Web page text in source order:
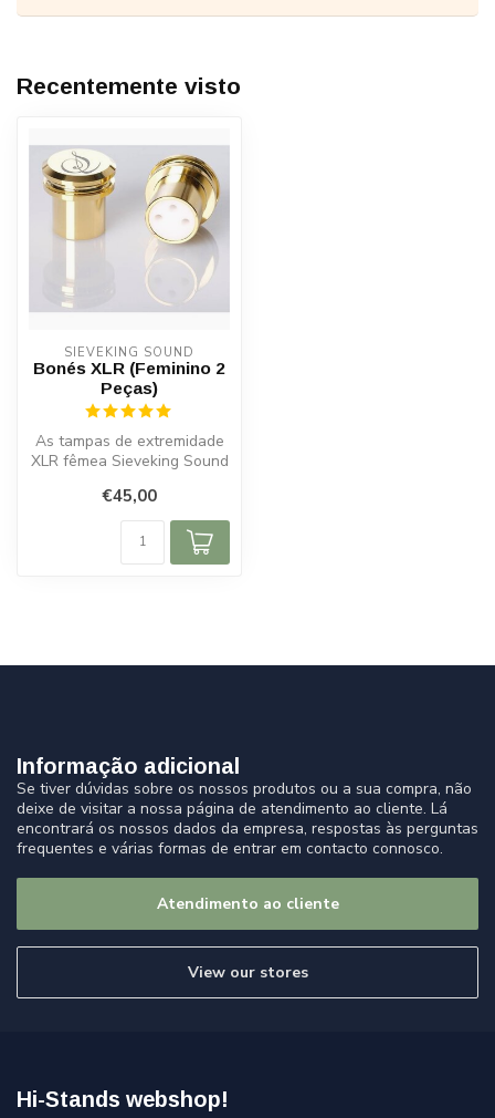
Recentemente visto
SIEVEKING SOUND
Bonés XLR (Feminino 2
Peças)
As tampas de extremidade
XLR fêmea Sieveking Sound
to...
€45,00
Informação adicional
Se tiver dúvidas sobre os nossos produtos ou a sua compra, não
deixe de visitar a nossa página de atendimento ao cliente. Lá
encontrará os nossos dados da empresa, respostas às perguntas
frequentes e várias formas de entrar em contacto connosco.
Atendimento ao cliente
View our stores
Hi-Stands webshop!